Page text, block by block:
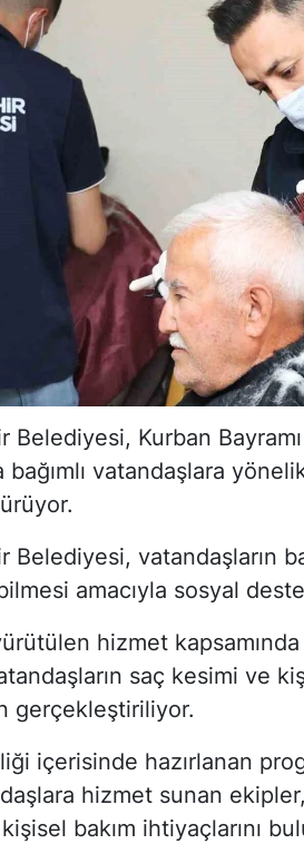
Belediyesi, Kurban
vatandaşlara
Belediyesi, vatandaşların
amacıyla sosyal
hizmet
saç kesimi ve
gerçekleştiriliyor.
içerisinde hazırlanan
hizmet sunan
bakım ihtiyaçlarını